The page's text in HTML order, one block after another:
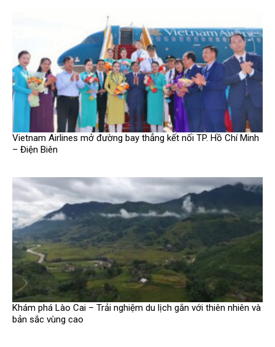
Vietnam Airlines mở đường bay thẳng kết nối TP. Hồ Chí Minh
– Điện Biên
Khám phá Lào Cai – Trải nghiệm du lịch gắn với thiên nhiên và
bản sắc vùng cao